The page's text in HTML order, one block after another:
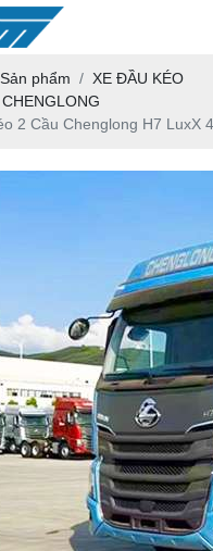
Sản phẩm
XE ĐẦU KÉO
2 Cầu Chenglong H7 LuxX